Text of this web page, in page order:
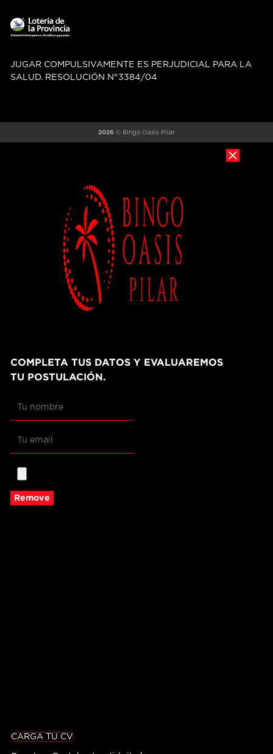
JUGAR COMPULSIVAMENTE ES PERJUDICIAL PARA LA
SALUD. RESOLUCIÓN N°3384/04
2026 © Bingo Oasis Pilar
COMPLETA TUS DATOS Y EVALUAREMOS
TU POSTULACIÓN.
Remove
CARGA TU CV